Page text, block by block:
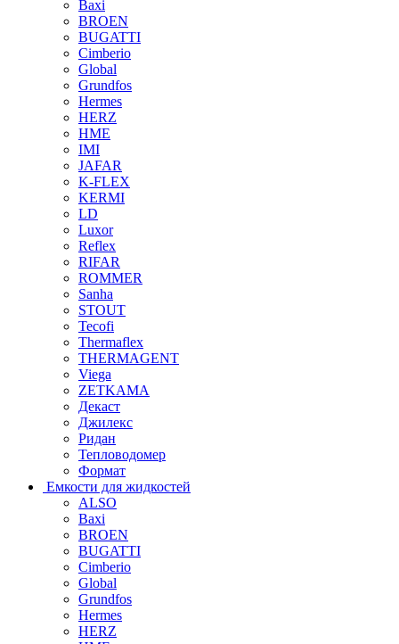
Baxi
BROEN
BUGATTI
Cimberio
Global
Grundfos
Hermes
HERZ
HME
IMI
JAFAR
K-FLEX
KERMI
LD
Luxor
Reflex
RIFAR
ROMMER
Sanha
STOUT
Tecofi
Thermaflex
THERMAGENT
Viega
ZETKAMA
Декаст
Джилекс
Ридан
Тепловодомер
Формат
Емкости для жидкостей
ALSO
Baxi
BROEN
BUGATTI
Cimberio
Global
Grundfos
Hermes
HERZ